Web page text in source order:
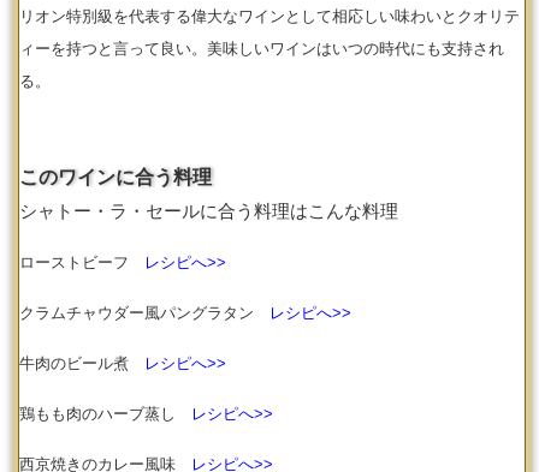
リオン特別級を代表する偉大なワインとして相応しい味わいとクオリテ
ィーを持つと言って良い。美味しいワインはいつの時代にも支持され
る。
このワインに合う料理
シャトー・ラ・セールに合う料理はこんな料理
ローストビーフ レシピへ>>
クラムチャウダー風パングラタン レシピへ>>
牛肉のビール煮 レシピへ>>
鶏もも肉のハーブ蒸し レシピへ>>
西京焼きのカレー風味 レシピへ>>